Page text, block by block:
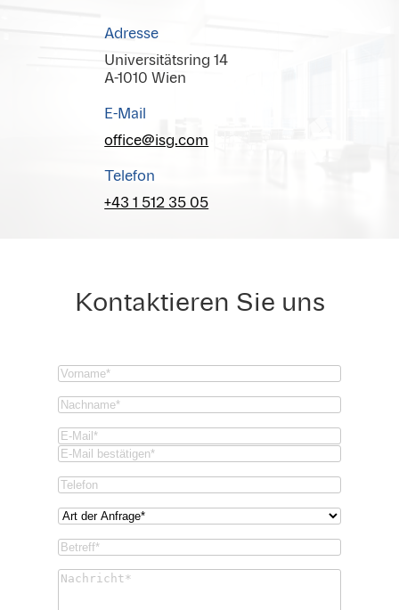
Adresse
Universitätsring 14
A-1010 Wien
E-Mail
office@isg.com
Telefon
+43 1 512 35 05
Kontaktieren Sie uns
Vorname
Nachname
Email(Required)
Email
Email
Phone
Art
Anfrage*
(Required)
Betreff*
Untitled(Required)